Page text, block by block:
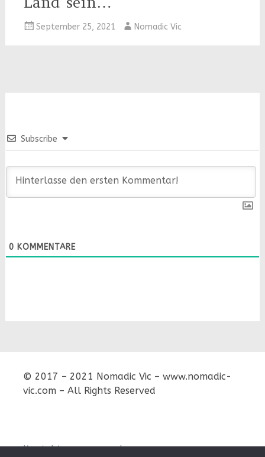
September 25, 2021 Nomadic Vic
Subscribe
0 KOMMENTARE
© 2017 – 2021 Nomadic Vic – www.nomadic-
vic.com – All Rights Reserved
Kontakt Impressum